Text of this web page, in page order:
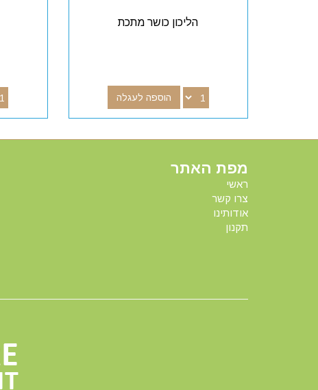
הליכון כושר מתכת
הוספה לעגלה
מפת האתר
ראשי
צרו קשר
אודותינו
תקנון